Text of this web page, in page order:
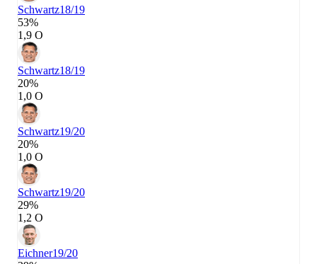
Schwartz18/19
53%
1,9 О
Schwartz18/19
20%
1,0 О
Schwartz19/20
20%
1,0 О
Schwartz19/20
29%
1,2 О
Eichner19/20